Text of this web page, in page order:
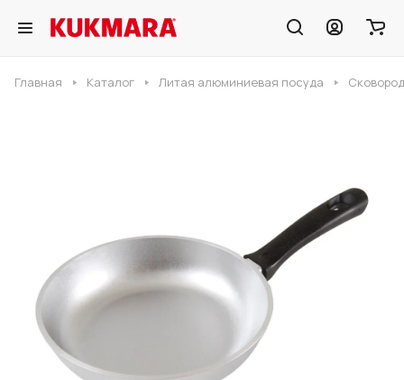
Главная Каталог Литая алюминиевая посуда